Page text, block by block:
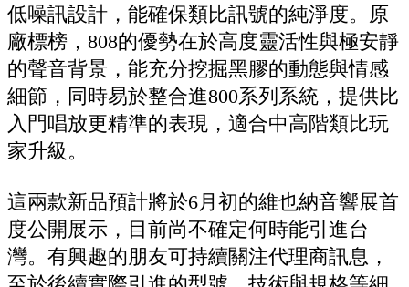
低噪訊設計，能確保類比訊號的純淨度。原
廠標榜，808的優勢在於高度靈活性與極安靜
的聲音背景，能充分挖掘黑膠的動態與情感
細節，同時易於整合進800系列系統，提供比
入門唱放更精準的表現，適合中高階類比玩
家升級。
這兩款新品預計將於6月初的維也納音響展首
度公開展示，目前尚不確定何時能引進台
灣。有興趣的朋友可持續關注代理商訊息，